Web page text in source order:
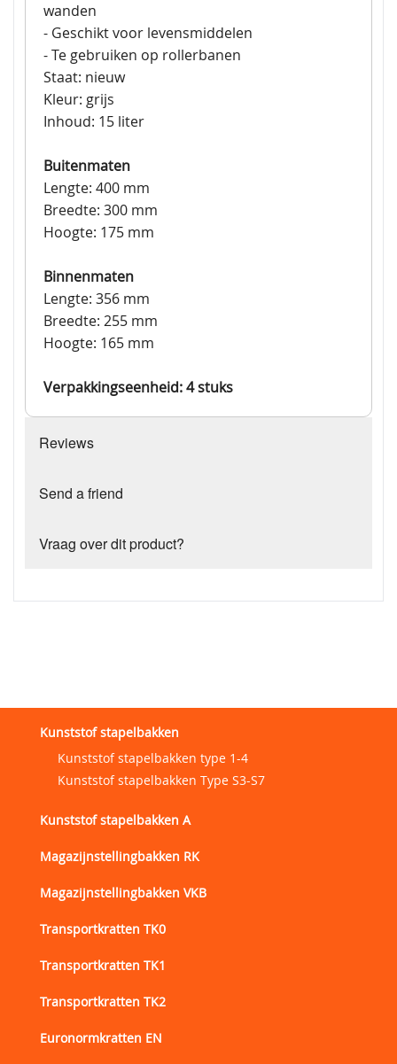
wanden
- Geschikt voor levensmiddelen
- Te gebruiken op rollerbanen
Staat: nieuw
Kleur: grijs
Inhoud: 15 liter
Buitenmaten
Lengte: 400 mm
Breedte: 300 mm
Hoogte: 175 mm
Binnenmaten
Lengte: 356 mm
Breedte: 255 mm
Hoogte: 165 mm
Verpakkingseenheid: 4 stuks
Reviews
Send a friend
Vraag over dit product?
Kunststof stapelbakken
Kunststof stapelbakken type 1-4
Kunststof stapelbakken Type S3-S7
Kunststof stapelbakken A
Magazijnstellingbakken RK
Magazijnstellingbakken VKB
Transportkratten TK0
Transportkratten TK1
Transportkratten TK2
Euronormkratten EN